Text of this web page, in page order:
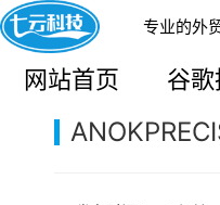
专业的外
网站首页 谷
您的当前位置： 网站首页